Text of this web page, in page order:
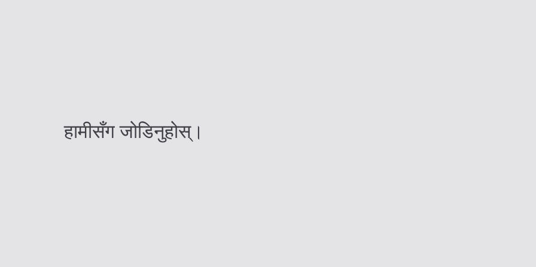
हामीसँग जोडिनुहोस्।